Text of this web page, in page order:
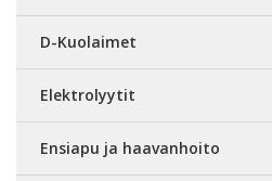
D-Kuolaimet
Elektrolyytit
Ensiapu ja haavanhoito